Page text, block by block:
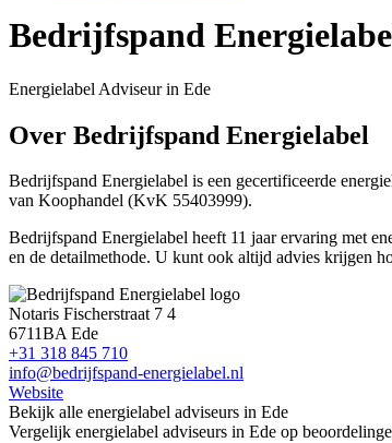
Bedrijfspand
Energielabel Adviseur in Ede
Over Bedrijfspand Energielabel
Bedrijfspand Energielabel is een gecertificeerde
van Koophandel (KvK 55403999).
Bedrijfspand Energielabel heeft 11 jaar ervaring met
en de detailmethode. U kunt ook altijd advies krijgen
Notaris Fischerstraat 7 4
6711BA Ede
+31 318 845 710
info@bedrijfspand-energielabel.nl
Website
Bekijk alle energielabel adviseurs in Ede
Vergelijk energielabel adviseurs in Ede op